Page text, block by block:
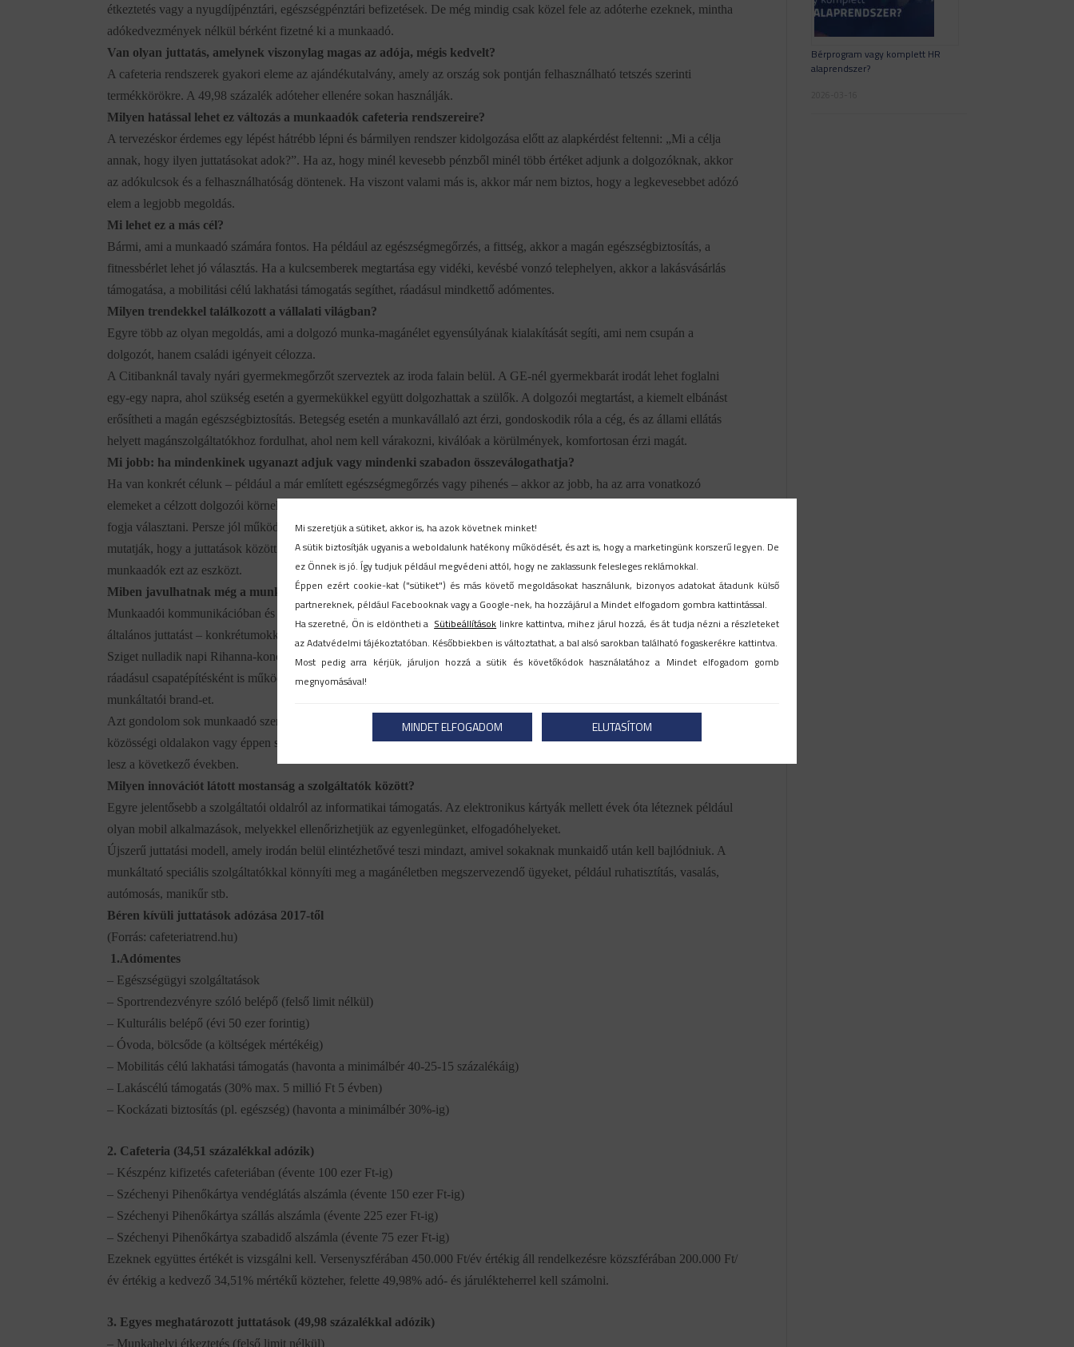
étkeztetés vagy a nyugdíjpénztári, egészségpénztári befizetések. De még mindig csak közel fele az adóterhe ezeknek, mintha
adókedvezmények nélkül bérként fizetné ki a munkaadó.
Van olyan juttatás, amelynek viszonylag magas az adója, mégis kedvelt?
A cafeteria rendszerek gyakori eleme az ajándékutalvány, amely az ország sok pontján felhasználható tetszés szerinti
termékkörökre. A 49,98 százalék adóteher ellenére sokan használják.
Milyen hatással lehet ez változás a munkaadók cafeteria rendszereire?
A tervezéskor érdemes egy lépést hátrébb lépni és bármilyen rendszer kidolgozása előtt az alapkérdést feltenni: „Mi a célja
annak, hogy ilyen juttatásokat adok?”. Ha az, hogy minél kevesebb pénzből minél több értéket adjunk a dolgozóknak, akkor
az adókulcsok és a felhasználhatóság döntenek. Ha viszont valami más is, akkor már nem biztos, hogy a legkevesebbet adózó
elem a legjobb megoldás.
Mi lehet ez a más cél?
Bármi, ami a munkaadó számára fontos. Ha például az egészségmegőrzés, a fittség, akkor a magán egészségbiztosítás, a
fitnessbérlet lehet jó választás. Ha a kulcsemberek megtartása egy vidéki, kevésbé vonzó telephelyen, akkor a lakásvásárlás
támogatása, a mobilitási célú lakhatási támogatás segíthet, ráadásul mindkettő adómentes.
Milyen trendekkel találkozott a vállalati világban?
Egyre több az olyan megoldás, ami a dolgozó munka-magánélet egyensúlyának kialakítását segíti, ami nem csupán a
dolgozót, hanem családi igényeit célozza.
A Citibanknál tavaly nyári gyermekmegőrzőt szerveztek az iroda falain belül. A GE-nél gyermekbarát irodát lehet foglalni
egy-egy napra, ahol szükség esetén a gyermekükkel együtt dolgozhattak a szülők. A dolgozói megtartást, a kiemelt elbánást
erősítheti a magán egészségbiztosítás. Betegség esetén a munkavállaló azt érzi, gondoskodik róla a cég, és az állami ellátás
helyett magánszolgáltatókhoz fordulhat, ahol nem kell várakozni, kiválóak a körülmények, komfortosan érzi magát.
Mi jobb: ha mindenkinek ugyanazt adjuk vagy mindenki szabadon összeválogathatja?
Ha van konkrét célunk – például a már említett egészségmegőrzés vagy pihenés – akkor az jobb, ha az arra vonatkozó
elemeket a célzott dolgozói körnek adjuk. Ha választás tárgyává tesszük, akkor a hatás „felpuhulhat”, azaz nem mindenki ezt
fogja választani. Persze jól működhet a szabadon választható és a vegyes rendszer is a cél függvényében. Az adatok azt
mutatják, hogy a juttatások között erősödik a nem választható elemek súlya. Ezt azt is jelenti, hogy tudatosabban használják a
munkaadók ezt az eszközt.
Miben javulhatnak még a munkaadók?
Munkaadói kommunikációban és kreativitásban. A kulturális és sportrendezvényre szóló utalványokat – vagy bármely
általános juttatást – konkrétumokkal könnyen vonzóvá lehet tenni. Mennyivel jobban hangzik, ha a futball Eb-re vagy a
Sziget nulladik napi Rihanna-koncertre szóló belépőt adunk, mintha csak „utalványokat” osztogatnánk. A közös programok
ráadásul csapatépítésként is működhetnek. Aztán a munkatársak elmesélik az élményeket az ismerőseiknek így építve a
munkáltatói brand-et.
Azt gondolom sok munkaadó szeretne olyan juttatásokat, amit a dolgozók külön megköszönnek, lelkesen osztják meg a
közösségi oldalakon vagy éppen személyesen ismerőseikkel. Az ilyen élményszerű juttatások megvalósítása komoly kihívás
lesz a következő években.
Milyen innovációt látott mostanság a szolgáltatók között?
Egyre jelentősebb a szolgáltatói oldalról az informatikai támogatás. Az elektronikus kártyák mellett évek óta léteznek például
olyan mobil alkalmazások, melyekkel ellenőrizhetjük az egyenlegünket, elfogadóhelyeket.
Újszerű juttatási modell, amely irodán belül elintézhetővé teszi mindazt, amivel sokaknak munkaidő után kell bajlódniuk. A
munkáltató speciális szolgáltatókkal könnyíti meg a magánéletben megszervezendő ügyeket, például ruhatisztítás, vasalás,
autómosás, manikűr stb.
Béren kívüli juttatások adózása 2017-től
(Forrás: cafeteriatrend.hu)
1.Adómentes
– Egészségügyi szolgáltatások
– Sportrendezvényre szóló belépő (felső limit nélkül)
– Kulturális belépő (évi 50 ezer forintig)
– Óvoda, bölcsőde (a költségek mértékéig)
– Mobilitás célú lakhatási támogatás (havonta a minimálbér 40-25-15 százalékáig)
– Lakáscélú támogatás (30% max. 5 millió Ft 5 évben)
– Kockázati biztosítás (pl. egészség) (havonta a minimálbér 30%-ig)
2. Cafeteria (34,51 százalékkal adózik)
– Készpénz kifizetés cafeteriában (évente 100 ezer Ft-ig)
– Széchenyi Pihenőkártya vendéglátás alszámla (évente 150 ezer Ft-ig)
– Széchenyi Pihenőkártya szállás alszámla (évente 225 ezer Ft-ig)
– Széchenyi Pihenőkártya szabadidő alszámla (évente 75 ezer Ft-ig)
Ezeknek együttes értékét is vizsgálni kell. Versenyszférában 450.000 Ft/év értékig áll rendelkezésre közszférában 200.000 Ft/
év értékig a kedvező 34,51% mértékű közteher, felette 49,98% adó- és járulékteherrel kell számolni.
3. Egyes meghatározott juttatások (49,98 százalékkal adózik)
– Munkahelyi étkeztetés (felső limit nélkül)
Bérprogram vagy komplett HR
alaprendszer?
Mi szeretjük a sütiket, akkor is, ha azok követnek minket!
A sütik biztosítják ugyanis a weboldalunk hatékony működését, és azt is, hogy a marketingünk korszerű legyen. De
ez Önnek is jó. Így tudjuk például megvédeni attól, hogy ne zaklassunk felesleges reklámokkal.
Éppen ezért cookie-kat ("sütiket") és más követő megoldásokat használunk, bizonyos adatokat átadunk külső
partnereknek, például Facebooknak vagy a Google-nek, ha hozzájárul a Mindet elfogadom gombra kattintással.
Ha szeretné, Ön is eldöntheti a Sütibeállítások linkre kattintva, mihez járul hozzá, és át tudja nézni a részleteket
az Adatvédelmi tájékoztatóban. Későbbiekben is változtathat, a bal alsó sarokban található fogaskerékre kattintva.
Most pedig arra kérjük, járuljon hozzá a sütik és követőkódok használatához a Mindet elfogadom gomb
megnyomásával!
MINDET ELFOGADOM ELUTASÍTOM